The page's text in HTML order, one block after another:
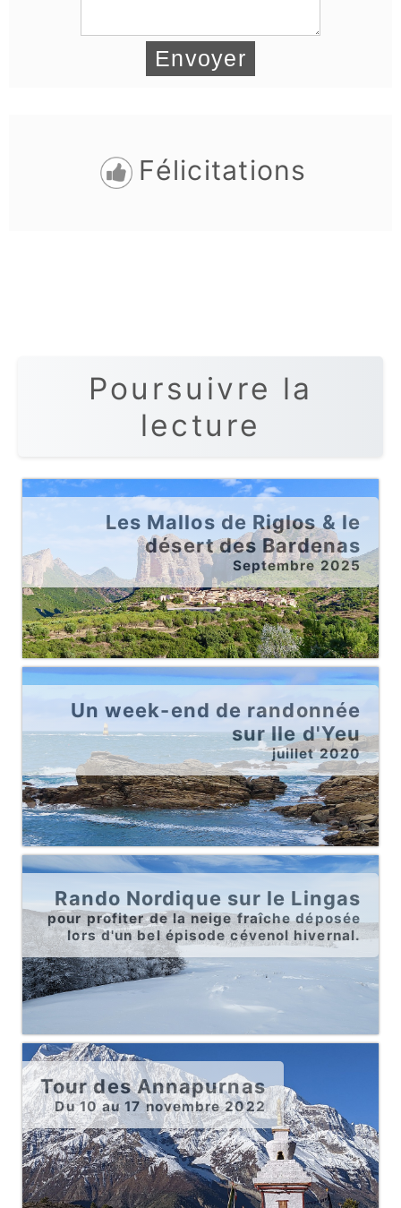
Félicitations
Poursuivre la
lecture
Les Mallos de Riglos & le
désert des Bardenas
Septembre 2025
Un week-end de randonnée
sur Ile d'Yeu
juillet 2020
Rando Nordique sur le Lingas
pour profiter de la neige fraîche déposée
lors d'un bel épisode cévenol hivernal.
Tour des Annapurnas
Du 10 au 17 novembre 2022